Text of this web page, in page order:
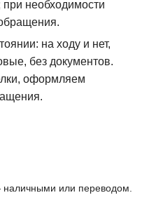
необходимости
на ходу и нет,
без документов.
оформляем
или переводом.